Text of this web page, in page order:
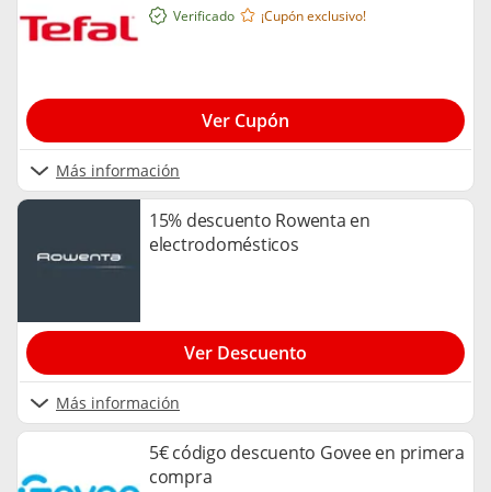
Más información
¡Cupón exclusivo!
Verificado
Ver Cupón
15% descuento Rowenta en
electrodomésticos
Más información
Ver Descuento
5€ código descuento Govee en primera
compra